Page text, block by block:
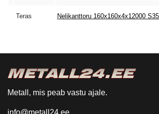
Teras Nelikanttoru 160x160x4x12000
Metall, mis peab vastu ajale.
info@metall24.ee